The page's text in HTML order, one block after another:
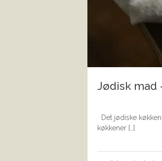
Jødisk mad
Det jødiske
køkkener […]